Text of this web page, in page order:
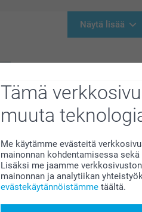
Tämä
muuta
Me käytämme evästeitä
mainonnan kohdentamisessa
Lisäksi me jaamme
mainonnan ja analytiikan
evästekäytännöistämme täältä.
Näytä lisää
Ei huolta – joulun
ja
yhteenkuuluvuutta.